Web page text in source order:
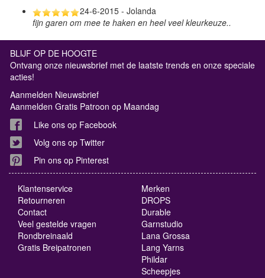
24-6-2015 - Jolanda
fijn garen om mee te haken en heel veel kleurkeuze..
BLIJF OP DE HOOGTE
Ontvang onze nieuwsbrief met de laatste trends en onze speciale
acties!
Aanmelden Nieuwsbrief
Aanmelden Gratis Patroon op Maandag
Like ons op Facebook
Volg ons op Twitter
Pin ons op Pinterest
Klantenservice
Retourneren
Contact
Veel gestelde vragen
Rondbreinaald
Gratis Breipatronen
Merken
DROPS
Durable
Garnstudio
Lana Grossa
Lang Yarns
Phildar
Scheepjes